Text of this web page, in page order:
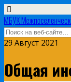
МБУК
29 Август 2021
Общая